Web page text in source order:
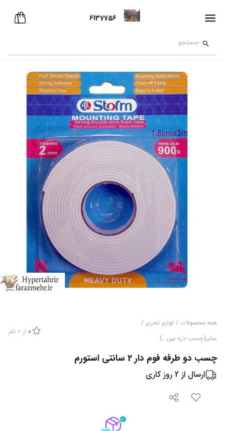
6137756
همه محصولات / لوازم تحریر /
سایر(چسب-ذره بین...)
0 از 0 نفر
چسب دو طرفه فوم دار 2 سانتی استورم
ارسال از 2 روز کاری